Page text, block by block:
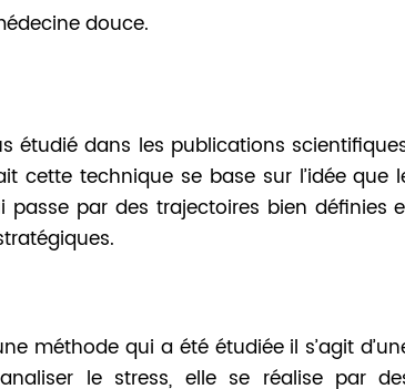
douce.
étudié dans les publications
cette technique se base sur l’idée que
par des trajectoires bien définies
méthode qui a été étudiée il s’agit
le stress, elle se réalise par